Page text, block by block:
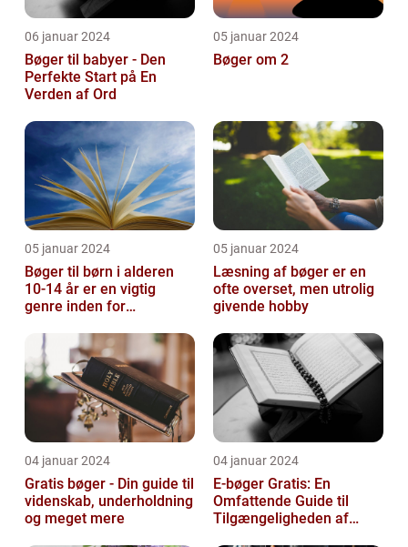
06 januar 2024
Bøger til babyer - Den
Perfekte Start på En
Verden af Ord
05 januar 2024
Bøger om 2
05 januar 2024
Bøger til børn i alderen
10-14 år er en vigtig
genre inden for
afgørend...
05 januar 2024
Læsning af bøger er en
ofte overset, men utrolig
givende hobby
04 januar 2024
Gratis bøger - Din guide til
videnskab, underholdning
og meget mere
04 januar 2024
E-bøger Gratis: En
Omfattende Guide til
Tilgængeligheden af